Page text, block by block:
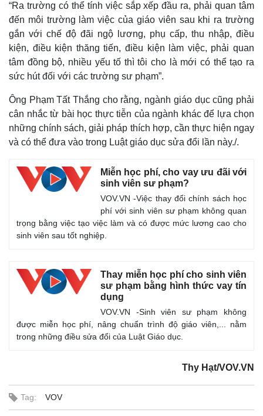
Bất động sản
Khởi nghiệp
Thị trường
Giá vàng
Tiêu dùng
Tỷ giá
Chứng khoán
Giá cà phê
“Ra trường có thể tính việc sắp xếp đầu ra, phải quan tâm
đến môi trường làm việc của giáo viên sau khi ra trường
gắn với chế độ đãi ngộ lương, phụ cấp, thu nhập, điều
kiện, điều kiện thăng tiến, điều kiện làm việc, phải quan
tâm đồng bộ, nhiều yếu tố thì tôi cho là mới có thể tạo ra
sức hút đối với các trường sư phạm”.
Ông Phạm Tất Thắng cho rằng, ngành giáo dục cũng phải
cân nhắc từ bài học thực tiễn của ngành khác để lựa chọn
những chính sách, giải pháp thích hợp, cần thực hiện ngay
và có thể đưa vào trong Luật giáo dục sửa đổi lần này./.
Miễn học phí, cho vay ưu đãi với
sinh viên sư phạm?
VOV.VN -Việc thay đổi chính sách học
phí với sinh viên sư phạm không quan
trọng bằng việc tạo việc làm và có được mức lương cao cho
sinh viên sau tốt nghiệp.
Thay miễn học phí cho sinh viên
sư phạm bằng hình thức vay tín
dụng
VOV.VN -Sinh viên sư phạm không
được miễn học phí, nâng chuẩn trình độ giáo viên,... nằm
trong những điều sửa đổi của Luật Giáo dục.
Thy Hạt/VOV.VN
Tag: VOV